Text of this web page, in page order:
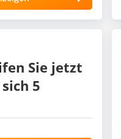
Sie jetzt
5